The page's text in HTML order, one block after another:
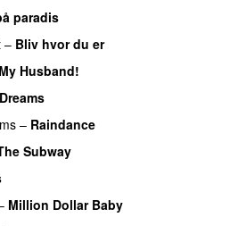
paradis
– Bliv hvor du er
Husband!
Dreams
– Raindance
Subway
Million Dollar Baby